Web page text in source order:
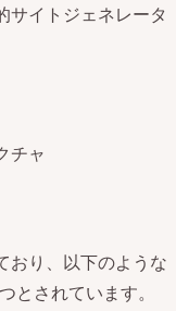
サイトジェネレータ
チャ
おり、以下のような
とされています。